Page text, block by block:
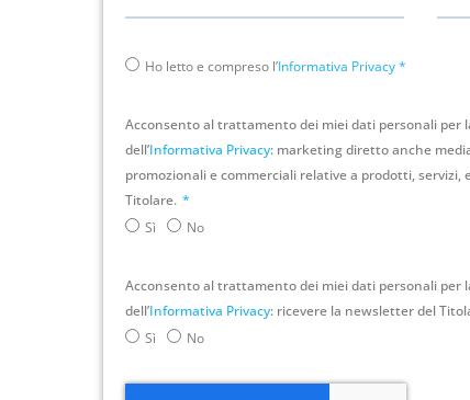
Ho letto e compreso l’Informativa Privacy*
Acconsento al trattamento dei miei dati personali per
dell’Informativa Privacy: marketing diretto anche
promozionali e commerciali relative a prodotti,
Titolare.
Sì
No
Acconsento al trattamento dei miei dati personali per
dell’Informativa Privacy: ricevere la newsletter del
Sì
No